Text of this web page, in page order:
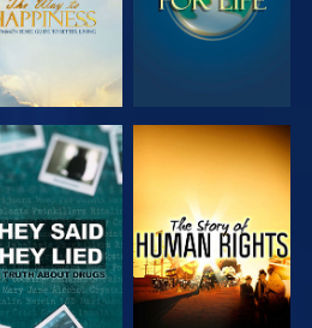
SE SE